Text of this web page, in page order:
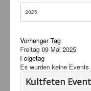
Kontakt
Vorheriger Tag
Freitag 09 Mai 2025
Folgetag
Es wurden keine Events
Kultfeten